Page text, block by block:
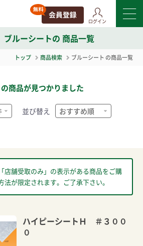
ログイン
ブルーシートの 商品一覧
トップ 商品検索 ブルーシート の商品一覧
の商品が見つかりました
並び替え
店舗受取のみ」の表示がある商品をご購
法が限定されます。ご了承下さい。
ハイピーシートＨ ＃３００
０